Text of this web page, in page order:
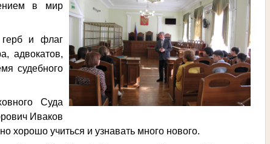
в мир
герб и флаг
адвокатов,
судебного
Суда
Иваков
хорошо учиться и узнавать много нового.